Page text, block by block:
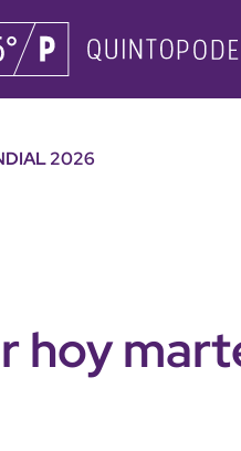
2026
hoy